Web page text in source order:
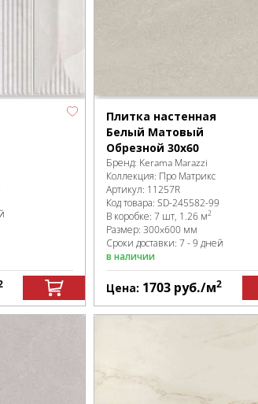
Плитка настенная
Белый Матовый
Обрезной 30х60
Бренд: Kerama Marazzi
Коллекция: Про Матрикс
Артикул: 11257R
Код товара:SD-245582-99
В коробке:7 шт, 1.26 м2
Размер:300x600 мм
Сроки доставки: 7 - 9 дней
в наличии
Цена: 1703 руб./м2